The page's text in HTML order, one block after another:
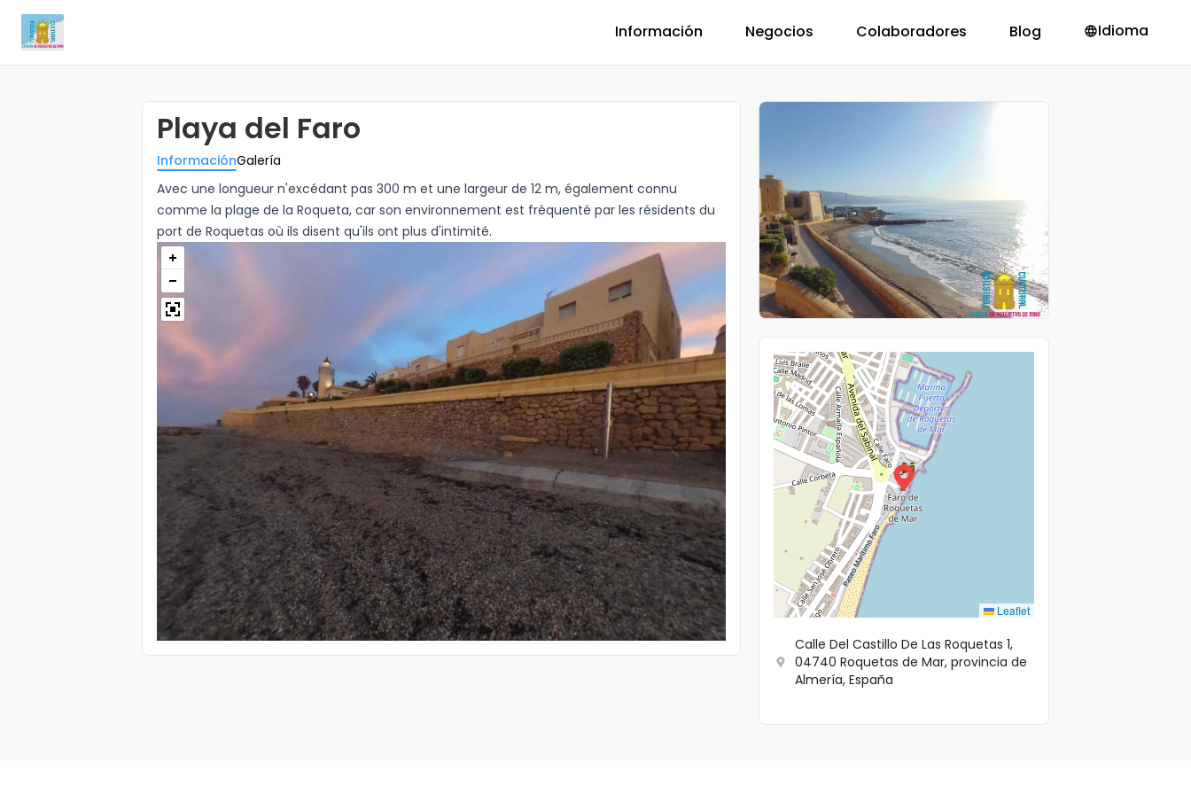
Información Negocios Colaboradores Blog Idioma
Playa del Faro
InformaciónGalería
Avec une longueur n'excédant pas 300 m et une largeur de 12 m, également connu
comme la plage de la Roqueta, car son environnement est fréquenté par les résidents du
port de Roquetas où ils disent qu'ils ont plus d'intimité.
Leaflet
Calle Del Castillo De Las Roquetas 1,
04740 Roquetas de Mar, provincia de
Almería, España